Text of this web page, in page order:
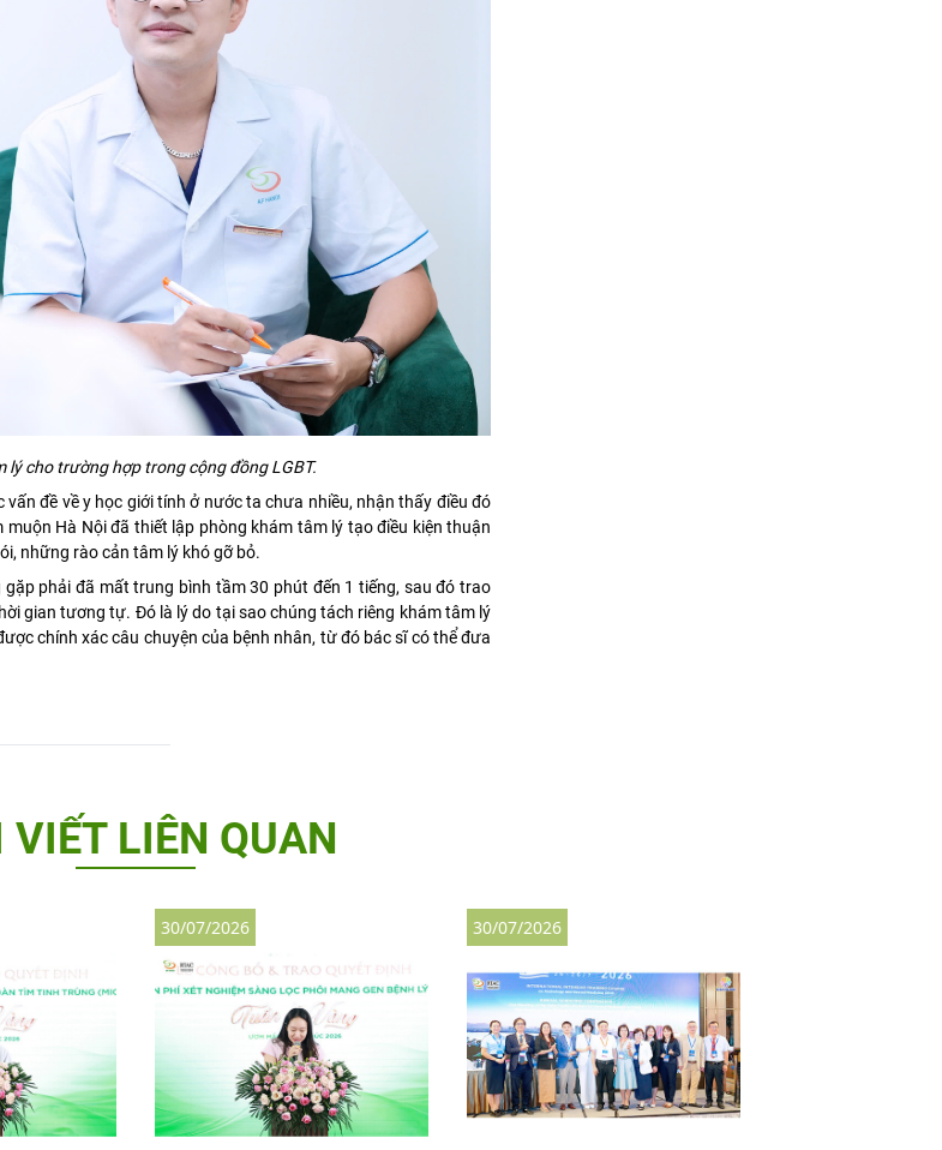
lý cho trường hợp trong cộng đồng LGBT.
đề về y học giới tính ở nước ta chưa nhiều, nhận thấy điều đó
Hà Nội đã thiết lập phòng khám tâm lý tạo điều kiện thuận
những rào cản tâm lý khó gỡ bỏ.
phải đã mất trung bình tầm 30 phút đến 1 tiếng, sau đó trao
gian tương tự. Đó là lý do tại sao chúng tách riêng khám tâm lý
chính xác câu chuyện của bệnh nhân, từ đó bác sĩ có thể đưa
VIẾT LIÊN QUAN
30/07/2026 30/07/2026